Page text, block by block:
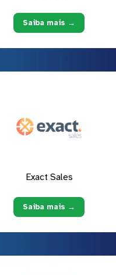
Saiba mais →
Exact Sales
Saiba mais →